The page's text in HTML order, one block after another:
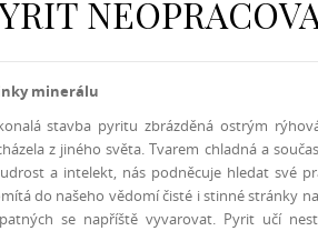
minerálu
stavba pyritu zbrázděná ostrým
z jiného světa. Tvarem chladná a
a intelekt, nás podněcuje hledat své
do našeho vědomí čisté i stinné stránky
se napříště vyvarovat. Pyrit učí